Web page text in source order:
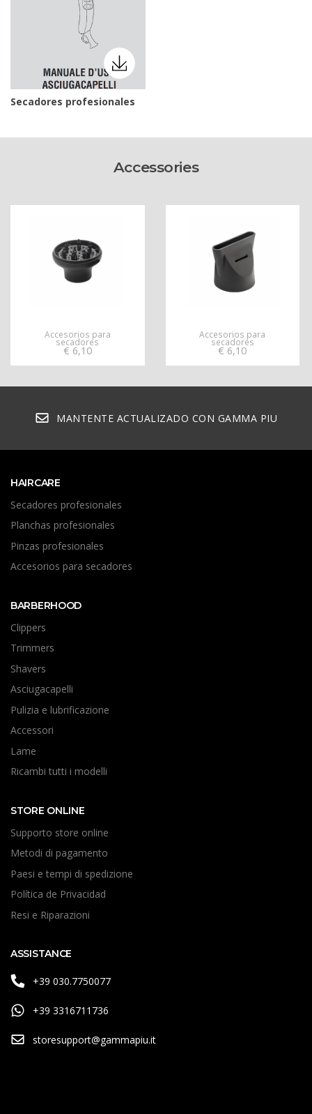
Secadores profesionales
Accessories
Accesorios para
secadores
€ 6,10
Accesorios para
secadores
€ 6,10
MANTENTE ACTUALIZADO CON GAMMA PIU
HAIRCARE
Secadores profesionales
Planchas profesionales
Pinzas profesionales
Accesorios para secadores
BARBERHOOD
Clippers
Trimmers
Shavers
Asciugacapelli
Pulizia e lubrificazione
Accessori
Lame
Ricambi tutti i modelli
STORE ONLINE
Supporto store online
Metodi di pagamento
Paesi e tempi di spedizione
Política de Privacidad
Resi e Riparazioni
ASSISTANCE
+39 030.7750077
+39 3316711736
storesupport@gammapiu.it